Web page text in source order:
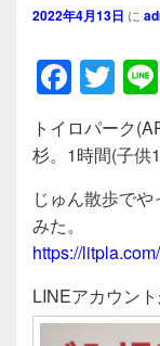
2022年4月13日 に
F
a
c
e
b
o
o
k
T
wi
tt
er
トイロパーク
杉。1時間(子供
じゅん散歩で
みた。
https://
LINEアカウント